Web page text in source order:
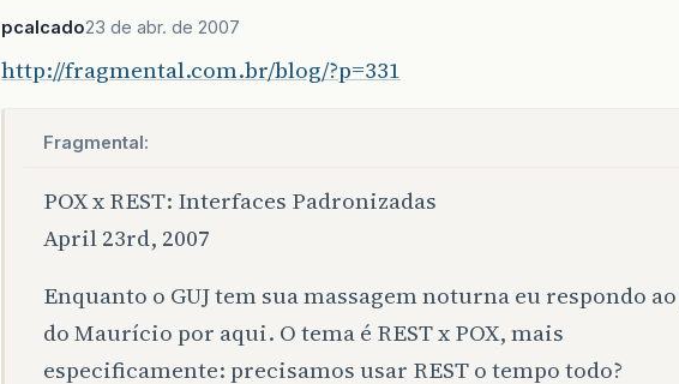
pcalcado23 de abr. de 2007
http://fragmental.com.br/blog/?p=331
Fragmental:
POX x REST: Interfaces Padronizadas
April 23rd, 2007
Enquanto o GUJ tem sua massagem noturna eu respondo
do Maurício por aqui. O tema é REST x POX, mais
especificamente: precisamos usar REST o tempo todo?